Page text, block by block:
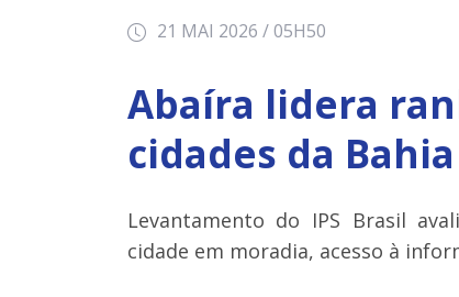
21 MAI 2026 / 05H50
Abaíra lidera
cidades da Bahia
Levantamento do IPS Brasil
cidade em moradia, acesso à